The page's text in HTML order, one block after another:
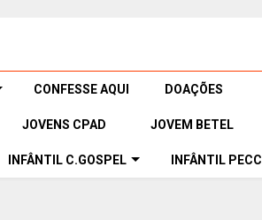
CONFESSE AQUI DOAÇÕES
JOVENS CPAD JOVEM BETEL
INFÂNTIL C.GOSPEL INFÂNTIL PECC